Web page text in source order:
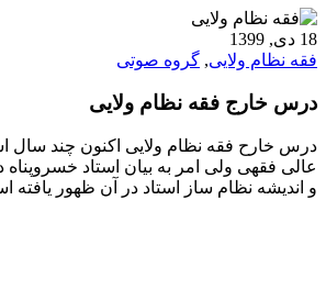
18 دی, 1399
فقه نظام ولایی, گروه صوتی
درس خارج فقه نظام ولایی
درس خارح فقه نظام ولایی اکنون چند
عالی فقهی ولی امر به بیان استاد
و اندیشه نظام ساز استاد در آن ظهور یافته